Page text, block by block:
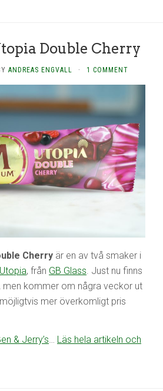
Double Cherry
ANDREAS ENGVALL · 1 COMMENT
Cherry är en av två smaker i
Utopia, från GB Glass . Just nu finns
men kommer om några veckor ut
mer överkomligt pris
& Jerry’s
Läs hela artikeln och